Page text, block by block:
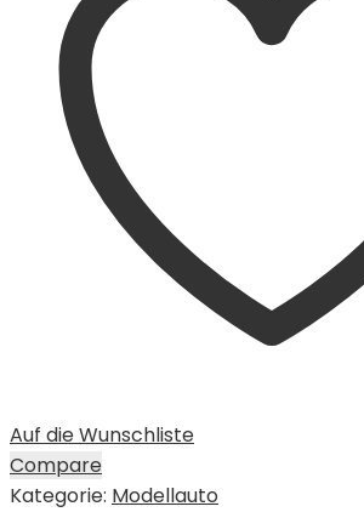
Auf die Wunschliste
Compare
Kategorie: Modellauto